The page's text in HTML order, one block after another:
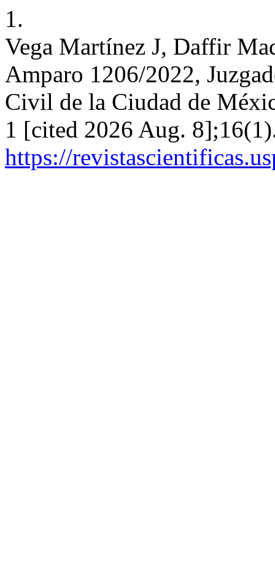
1.
Vega Martínez J, Daffir
Amparo 1206/2022,
Civil de la Ciudad de
1 [cited 2026 Aug.
https://